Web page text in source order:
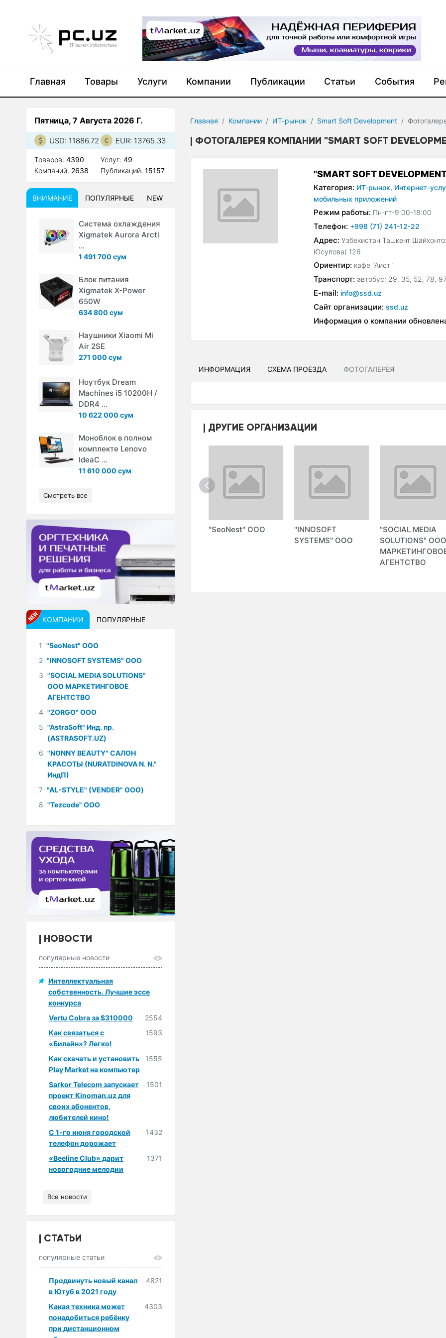
Главная Товары Услуги Компании Публикации Статьи События
Главная Компании ИТ-рынок Smart Soft Development
ФОТОГАЛЕРЕЯ КОМПАНИИ "SMART SOFT
"SMART SOFT
Категория: ИТ-рынок, Интернет-
мобильных приложений
Режим работы: Пн-пт-9:00-18:00
Телефон: +998 (71) 241-12-22
Адрес: Узбекистан Ташкент
Юсупова) 126
Ориентир: кафе "Аист"
Транспорт: автобус: 29, 35, 52, 78,
E-mail: info@ssd.uz
Сайт организации: ssd.uz
Информация о компании
ИНФОРМАЦИЯ СХЕМА ПРОЕЗДА ФОТОГАЛЕРЕЯ
ДРУГИЕ ОРГАНИЗАЦИИ
"texnomag.uz" ООО "MAKLAKOV" ИндП "SeoNest" ООО
"INNOSOFT
SYSTEMS" ООО
"SOCIAL MEDIA
SOLUTIONS" ООО
АГЕНТСТВО
Пятница, 7 Августа 2026 Г.
USD: 11886.72 EUR: 13765.33
Товаров: 4390
Компаний: 2638
Услуг:49
Публикаций:15157
ВНИМАНИЕ ПОПУЛЯРНЫЕ NEW
Система охлаждения
Xigmatek Aurora Arcti
...
1 491 700 сум
Блок питания
Xigmatek X-Power
650W
634 800 сум
Наушники Xiaomi Mi
Air 2SE
271 000 сум
Ноутбук Dream
Machines i5 10200H /
DDR4 ...
10 622 000 сум
Моноблок в полном
комплекте Lenovo
IdeaC ...
11 610 000 сум
Смотреть все
КОМПАНИИ ПОПУЛЯРНЫЕ
1 "SeoNest" ООО
2 "INNOSOFT SYSTEMS" ООО
3 "SOCIAL MEDIA SOLUTIONS"
ООО МАРКЕТИНГОВОЕ
АГЕНТСТВО
4 "ZORGO" ООО
5 "AstraSoft" Инд. пр.
(ASTRASOFT.UZ)
6 "NONNY BEAUTY" САЛОН
КРАСОТЫ (NURATDINOVA N. N."
ИндП)
7 "AL-STYLE" (VENDER" ООО)
8 "Tezcode" ООО
НОВОСТИ
популярные новости
Интеллектуальная
собственность. Лучшие эссе
конкурса
Vertu Cobra за $310000
2554
Как связаться с
«Билайн»? Легко!
1593
Как скачать и установить
Play Market на компьютер
1555
Sarkor Telecom запускает
проект Kinoman.uz для
своих абонентов,
любителей кино!
1501
С 1-го июня городской
телефон дорожает
1432
«Beeline Club» дарит
новогодние мелодии
1371
Все новости
СТАТЬИ
популярные статьи
Продвинуть новый канал
в Ютуб в 2021 году
4821
Какая техника может
понадобиться ребёнку
при дистанционном
4303